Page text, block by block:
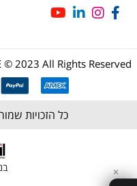
© 2023 All Rights Reserved
כל הזכויות
✕